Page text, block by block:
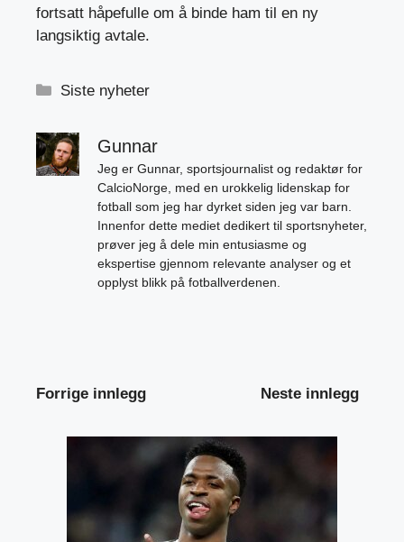
fortsatt håpefulle om å binde ham til en ny
langsiktig avtale.
Kategorier
Siste nyheter
Gunnar
Jeg er Gunnar, sportsjournalist og redaktør for
CalcioNorge, med en urokkelig lidenskap for
fotball som jeg har dyrket siden jeg var barn.
Innenfor dette mediet dedikert til sportsnyheter,
prøver jeg å dele min entusiasme og
ekspertise gjennom relevante analyser og et
opplyst blikk på fotballverdenen.
Forrige innlegg Neste innlegg